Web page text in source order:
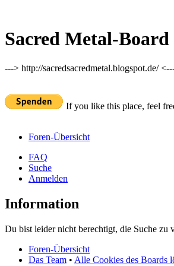
Sacred Metal-Board
---> http://sacredsacredmetal.blogspot.de/
If you like this place, feel
Foren-Übersicht
FAQ
Suche
Anmelden
Information
Du bist leider nicht berechtigt, die Suche zu
Foren-Übersicht
Das Team • Alle Cookies des Boards